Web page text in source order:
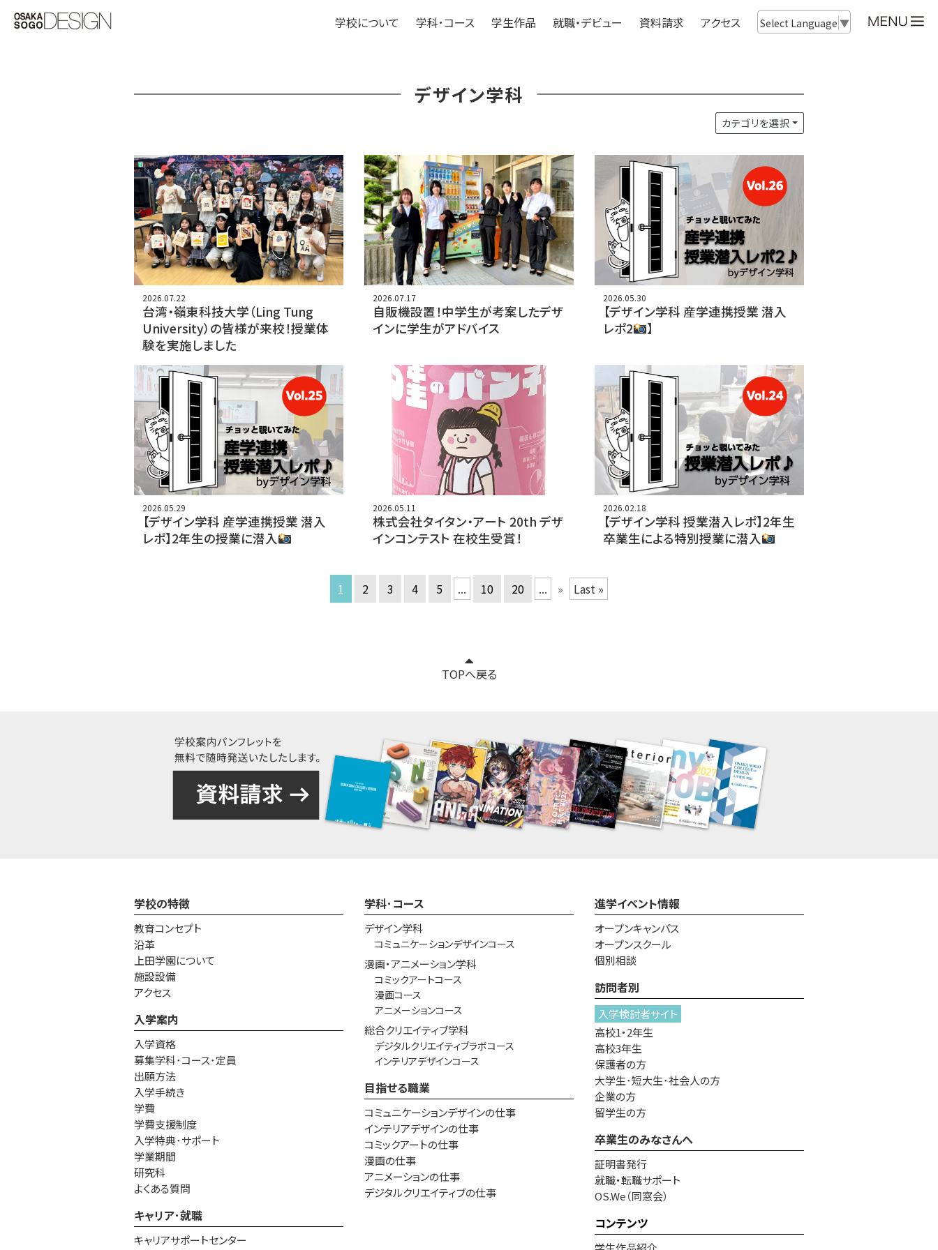
学校について 学科･コース 学生作品 就職・デビュー 資料請求 アクセス Select Language ▼
デザイン学科
カテゴリを選択
2026.07.22
台湾・嶺東科技大学（Ling Tung
University）の皆様が来校！授業体
験を実施しました
2026.07.17
自販機設置！中学生が考案したデザ
インに学生がアドバイス
2026.05.30
【デザイン学科 産学連携授業 潜入
レポ2
】
2026.05.29
【デザイン学科 産学連携授業 潜入
レポ】2年生の授業に潜入
2026.05.11
株式会社タイタン・アート 20th デザ
インコンテスト 在校生受賞！
2026.02.18
【デザイン学科 授業潜入レポ】2年生
卒業生による特別授業に潜入
1 2 3 4 5 ... 10 20 ... » Last »
TOPへ戻る
学校の特徴
教育コンセプト
沿革
上田学園について
施設設備
アクセス
入学案内
入学資格
募集学科･コース･定員
出願方法
入学手続き
学費
学費支援制度
入学特典･サポート
学業期間
研究科
よくある質問
キャリア･就職
キャリアサポートセンター
学科･コース
デザイン学科
コミュニケーションデザインコース
漫画・アニメーション学科
コミックアートコース
漫画コース
アニメーションコース
総合クリエイティブ学科
デジタルクリエイティブラボコース
インテリアデザインコース
目指せる職業
コミュニケーションデザインの仕事
インテリアデザインの仕事
コミックアートの仕事
漫画の仕事
アニメーションの仕事
デジタルクリエイティブの仕事
進学イベント情報
オープンキャンパス
オープンスクール
個別相談
訪問者別
入学検討者サイト
高校1・2年生
高校3年生
保護者の方
大学生･短大生･社会人の方
企業の方
留学生の方
卒業生のみなさんへ
証明書発行
就職・転職サポート
OS.We（同窓会）
コンテンツ